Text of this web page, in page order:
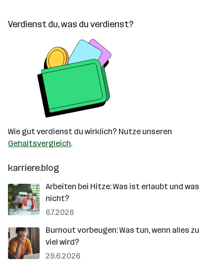
Verdienst du, was du verdienst?
Wie gut verdienst du wirklich? Nutze unseren
Gehaltsvergleich.
karriere.blog
Arbeiten bei Hitze: Was ist erlaubt und was
nicht?
6.7.2026
Burnout vorbeugen: Was tun, wenn alles zu
viel wird?
29.6.2026